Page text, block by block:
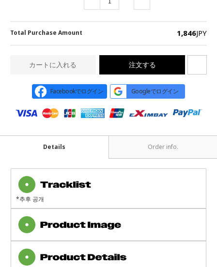
Total Purchase Amount 1,846JPY
カートに入れる 注文する
Facebookでログイン Googleでログイン
Details Order info.
*추후 공개